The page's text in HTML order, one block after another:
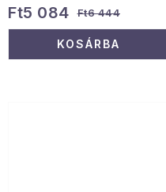
Ft5 084 Ft6 444
KOSÁRBA